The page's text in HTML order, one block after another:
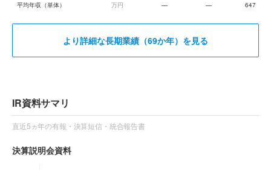
平均年収（単体） 万円 — — 647
より詳細な長期業績（69か年）を見る
IR資料サマリ
直近5ヵ年の有報・決算短信・統合報告書
決算説明会資料